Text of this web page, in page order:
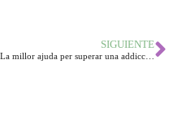
SIGUIENTE
La millor ajuda per superar una addicció a Mataró